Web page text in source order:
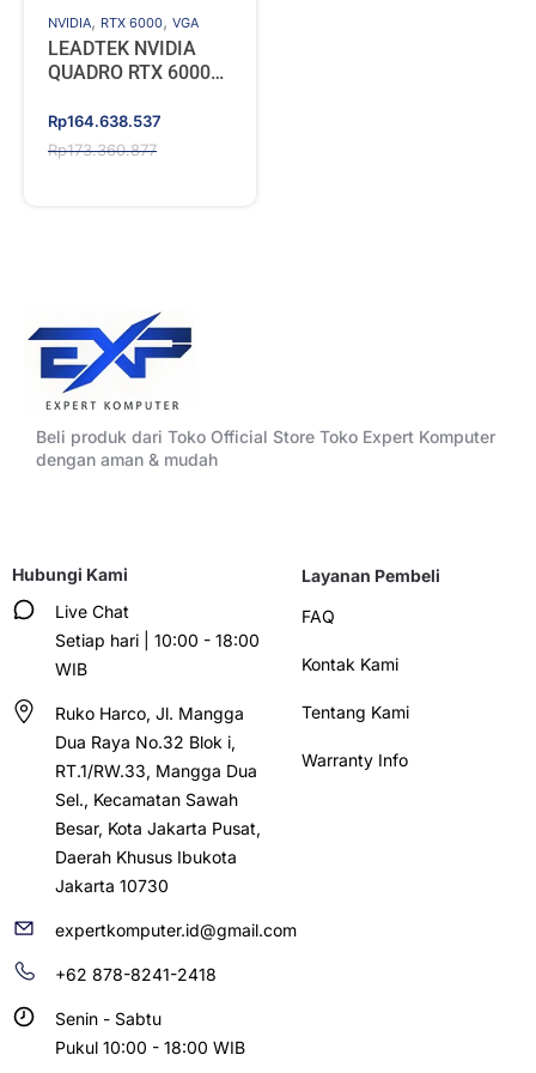
NVIDIA, RTX 6000, VGA
LEADTEK NVIDIA
QUADRO RTX 6000
48GB GDDR6
Rp173.360.877
Original
price
Rp164.638.537
Current
price
Beli produk dari Toko Official Store Toko Expert Komputer
dengan aman & mudah
Hubungi Kami
Live Chat
Setiap hari | 10:00 - 18:00
WIB
Ruko Harco, Jl. Mangga
Dua Raya No.32 Blok i,
RT.1/RW.33, Mangga Dua
Sel., Kecamatan Sawah
Besar, Kota Jakarta Pusat,
Daerah Khusus Ibukota
Jakarta 10730
expertkomputer.id@gmail.com
+62 878-8241-2418
Senin - Sabtu
Pukul 10:00 - 18:00 WIB
Layanan Pembeli
FAQ
Kontak Kami
Tentang Kami
Warranty Info